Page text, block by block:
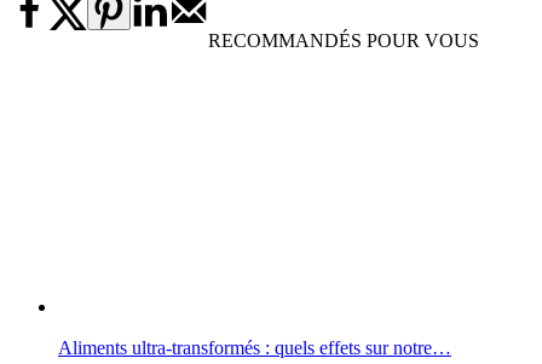
RECOMMANDÉS POUR VOUS
Aliments ultra-transformés : quels effets sur notre…